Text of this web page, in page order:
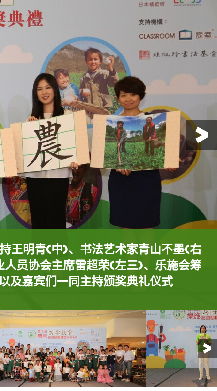
王明青(中)、书法艺术家青山不墨(右
人员协会主席雷超荣(左三)、乐施会筹
及嘉宾们一同主持颁奖典礼仪式
(右)颁发筹款奖予今次热心筹款的同
王明青(中)颁发筹款奖予今次热心筹
合照
致欢迎辞
分享她与书法艺术的点滴
王明青(右)与香港书法专业人员协会
对话